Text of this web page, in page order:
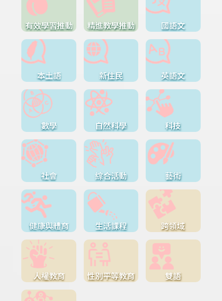
有效學習推動 精進教學推動 國語文
本土語 新住民 英語文
數學 自然科學 科技
社會 綜合活動 藝術
健康與體育 生活課程 跨領域
人權教育 性別平等教育 雙語